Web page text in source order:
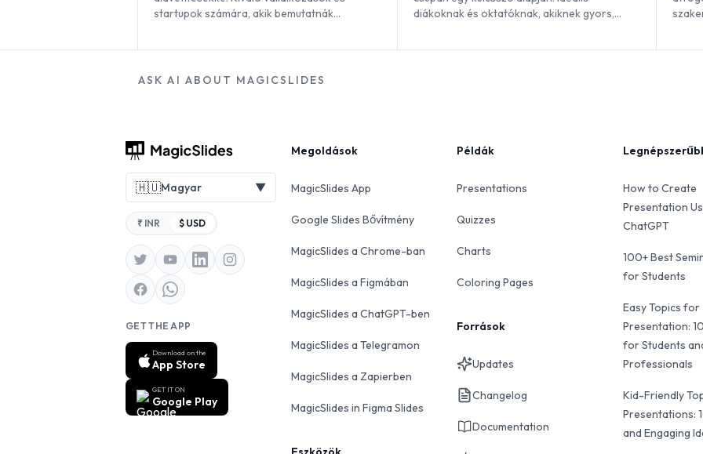
startupok számára, akik bemutatnák
diákoknak és oktatóknak, akiknek gyors,
ASK AI ABOUT MAGICSLIDES
🇭🇺Magyar ▼
₹ INR $ USD
GET THE APP
Download on the
App Store
GET IT ON
Google Play
Megoldások
MagicSlides App
Google Slides Bővítmény
MagicSlides a Chrome-ban
MagicSlides a Figmában
MagicSlides a ChatGPT-ben
MagicSlides a Telegramon
MagicSlides a Zapierben
MagicSlides in Figma Slides
Példák
Presentations
Quizzes
Charts
Coloring Pages
Források
Updates
Changelog
Documentation
How to Create
Presentation
ChatGPT
100+ Best
for Students
Easy Topics for
Presentation:
for Students
Professionals
Kid-Friendly
Presentations:
and Engaging